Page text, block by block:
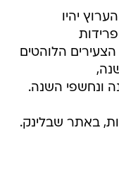
יהיו
ההוליוודיות של השנה, אופנה (20 הצעירים הלוהטים
ונחשפי השנה.
באתר שבלינק.